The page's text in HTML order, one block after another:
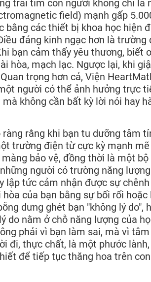
trái tim con người không chỉ là
field) mạnh gấp
bằng các thiết bị khoa học hiện
đáng kinh ngạc hơn là trường
bạn cảm thấy yêu thương, biết
hòa, mạch lạc. Ngược lại, khi
trọng hơn cả, Viện
người có thể ảnh hưởng trực
không cần bất kỳ lời nói hay
rằng khi bạn tu dưỡng tâm
trường điện từ cực kỳ mạnh mẽ
bảo vệ, đồng thời là một bộ
người có trường năng
lập tức cảm nhận được sự
của bạn bằng sự bối rối hoặc
dưng ghét bạn "không lý do",
do nằm ở chỗ năng lượng của
phải vì bạn làm sai, mà vì tâm
đi, thực chất, là một phước
để tiếp tục thăng hoa trên